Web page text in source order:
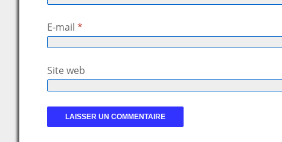
E-mail*
Site web